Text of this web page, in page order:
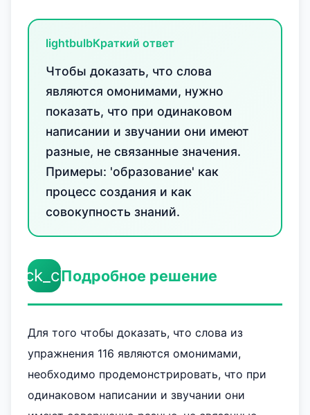
lightbulbКраткий ответ
Чтобы доказать, что слова
являются омонимами, нужно
показать, что при одинаковом
написании и звучании они имеют
разные, не связанные значения.
Примеры: 'образование' как
процесс создания и как
совокупность знаний.
Подробное решение
Для того чтобы доказать, что слова из
упражнения 116 являются омонимами,
необходимо продемонстрировать, что при
одинаковом написании и звучании они